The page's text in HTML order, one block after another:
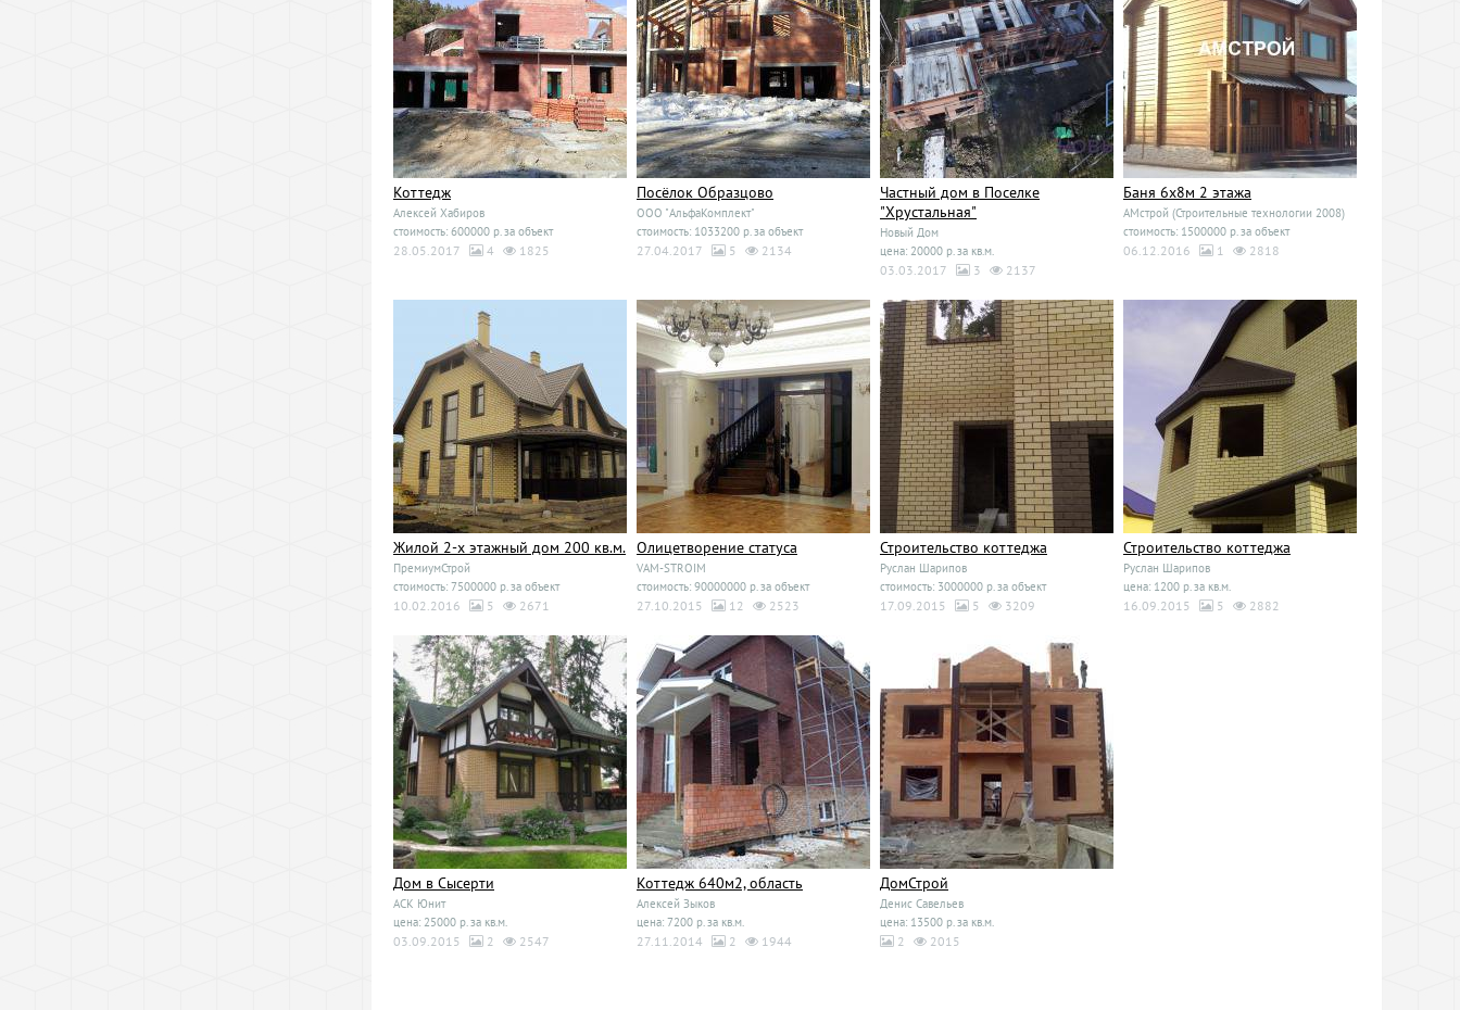
Коттедж
Алексей Хабиров
стоимость: 600000 р. за объект
28.05.2017 4 1825
Посёлок Образцово
ООО "АльфаКомплект"
стоимость: 1033200 р. за объект
27.04.2017 5 2134
Частный дом в Поселке
"Хрустальная"
Новый Дом
цена: 20000 р. за кв.м.
03.03.2017 3 2137
Баня 6х8м 2 этажа
АМстрой (Строительные технологии 2008)
стоимость: 1500000 р. за объект
06.12.2016 1 2818
Жилой 2-х этажный дом 200 кв.м.
ПремиумСтрой
стоимость: 7500000 р. за объект
10.02.2016 5 2671
Олицетворение статуса
VAM-STROIM
стоимость: 90000000 р. за объект
27.10.2015 12 2523
Строительство коттеджа
Руслан Шарипов
стоимость: 3000000 р. за объект
17.09.2015 5 3209
Строительство коттеджа
Руслан Шарипов
цена: 1200 р. за кв.м.
16.09.2015 5 2882
Дом в Сысерти
АСК Юнит
цена: 25000 р. за кв.м.
03.09.2015 2 2547
Коттедж 640м2, область
Алексей Зыков
цена: 7200 р. за кв.м.
27.11.2014 2 1944
ДомСтрой
Денис Савельев
цена: 13500 р. за кв.м.
2 2015